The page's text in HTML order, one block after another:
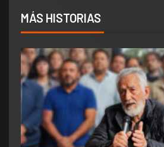
MÁS HISTORIAS